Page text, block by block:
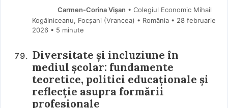
Carmen-Corina Vișan • Colegiul Economic Mihail
Kogălniceanu, Focșani (Vrancea) • România
28 februarie
2026 • 5 minute
Diversitate și incluziune în
mediul școlar: fundamente
teoretice, politici educaționale și
reflecție asupra formării
profesionale